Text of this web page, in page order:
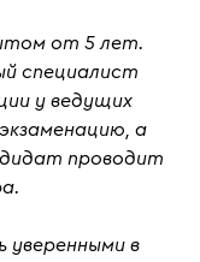
от 5 лет.
специалист
у ведущих
экзаменацию , а
проводит
в